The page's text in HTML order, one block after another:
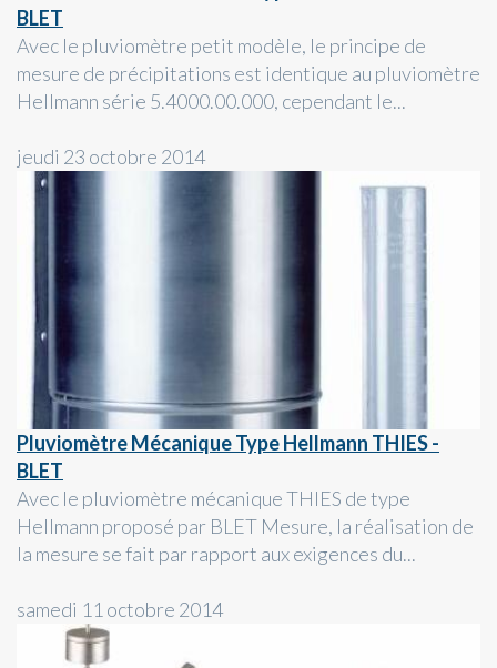
BLET
Avec le pluviomètre petit modèle, le principe de
mesure de précipitations est identique au pluviomètre
Hellmann série 5.4000.00.000, cependant le...
jeudi 23 octobre 2014
Pluviomètre Mécanique Type Hellmann THIES -
BLET
Avec le pluviomètre mécanique THIES de type
Hellmann proposé par BLET Mesure, la réalisation de
la mesure se fait par rapport aux exigences du...
samedi 11 octobre 2014